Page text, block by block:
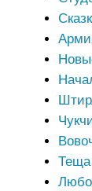
Теща